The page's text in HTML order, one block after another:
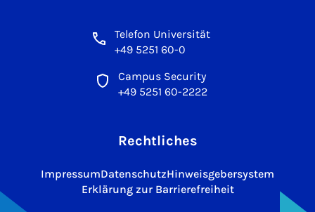
Telefon Universität
+49 5251 60-0
Campus Security
+49 5251 60-2222
Rechtliches
ImpressumDatenschutzHinweisgebersystem
Erklärung zur Barrierefreiheit